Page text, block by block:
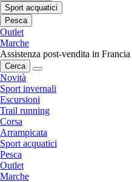
Sport acquatici
Pesca
Outlet
Marche
Assistenza post-vendita in Francia
Cerca
Novità
Sport invernali
Escursioni
Trail running
Corsa
Arrampicata
Sport acquatici
Pesca
Outlet
Marche